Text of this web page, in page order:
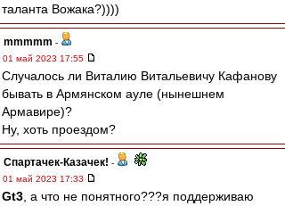
таланта Вожака?))))
mmmmm -
01 май 2023 17:55
Случалось ли Виталию Витальевичу Кафанову
бывать в Армянском ауле (нынешнем
Армавире)?
Ну, хоть проездом?
Спартачек-Казачек! -
01 май 2023 17:33
Gt3 , а что не понятного???я поддерживаю